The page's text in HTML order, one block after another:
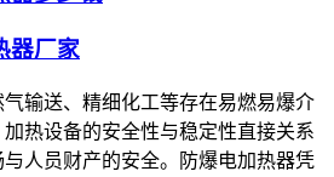
器厂家
输送、精细化工等存在易燃易爆介
热设备的安全性与稳定性直接关系
人员财产的安全。防爆电加热器凭